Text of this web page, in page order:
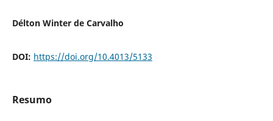
Délton Winter de Carvalho
DOI: https://doi.org/10.4013/5133
Resumo